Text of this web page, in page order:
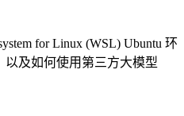
for Linux (WSL) Ubuntu 环
以及如何使用第三方大模型